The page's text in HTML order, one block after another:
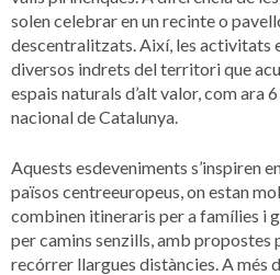
solen celebrar en un recinte o
descentralitzats. Així, les activitats
diversos indrets del territori que
espais naturals d’alt valor, com ara
nacional de Catalunya.
Aquests esdeveniments s’inspiren
països centreeuropeus, on estan
combinen itineraris per a famílies i
per camins senzills, amb propostes
recórrer llargues distàncies. A més